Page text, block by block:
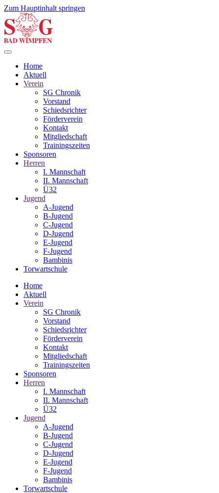
Zum Hauptinhalt springen
Home
Aktuell
Verein
SG Chronik
Vorstand
Schiedsrichter
Förderverein
Kontakt
Mitgliedschaft
Trainingszeiten
Sponsoren
Herren
I. Mannschaft
II. Mannschaft
Ü32
Jugend
A-Jugend
B-Jugend
C-Jugend
D-Jugend
E-Jugend
F-Jugend
Bambinis
Torwartschule
Home
Aktuell
Verein
SG Chronik
Vorstand
Schiedsrichter
Förderverein
Kontakt
Mitgliedschaft
Trainingszeiten
Sponsoren
Herren
I. Mannschaft
II. Mannschaft
Ü32
Jugend
A-Jugend
B-Jugend
C-Jugend
D-Jugend
E-Jugend
F-Jugend
Bambinis
Torwartschule